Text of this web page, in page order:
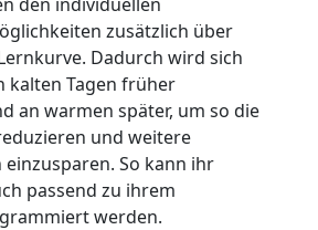
zusätzlich über
Dadurch wird sich
kalten Tagen früher
an warmen später, um so die
und weitere
So kann ihr
passend zu ihrem
werden.